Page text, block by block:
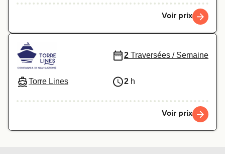
Voir prix
Torre Lines
2 Traversées / Semaine
2 h
Voir prix